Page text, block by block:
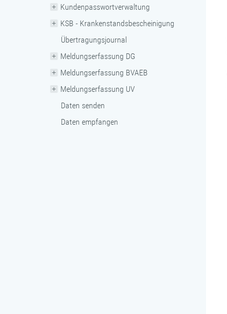
Kundenpasswortverwaltung
KSB - Krankenstandsbescheinigung
Übertragungsjournal
Meldungserfassung DG
Meldungserfassung BVAEB
Meldungserfassung UV
Daten senden
Daten empfangen